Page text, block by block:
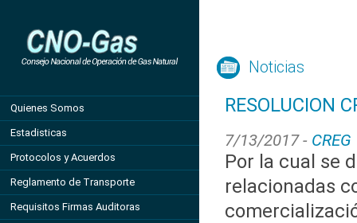
Quienes Somos
Estadisticas
Protocolos y Acuerdos
Reglamento de Transporte
Requisitos Firmas Auditoras
Noticias
RESOLUCION
7/13/2017 - CREG
Por la cual se
relacionadas